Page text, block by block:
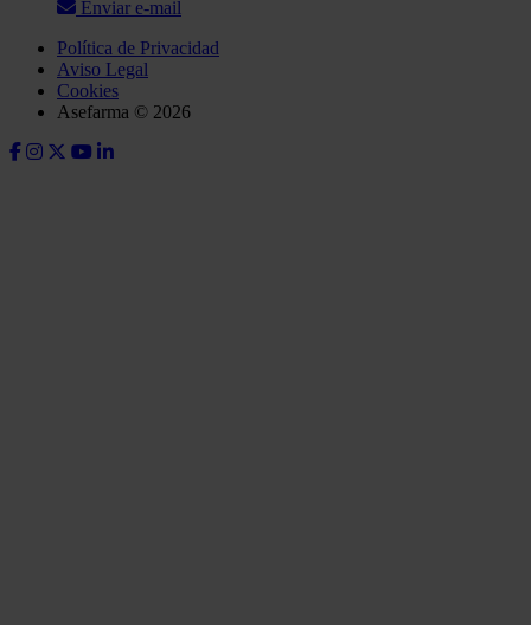
Enviar e-mail
Política de Privacidad
Aviso Legal
Cookies
Asefarma © 2026